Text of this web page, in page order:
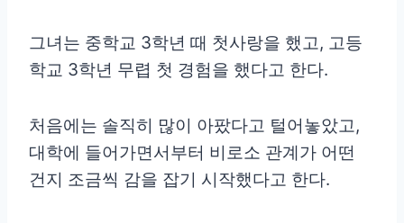
그녀는 중학교 3학년 때 첫사랑을 했고, 고등
학교 3학년 무렵 첫 경험을 했다고 한다.
처음에는 솔직히 많이 아팠다고 털어놓았고,
대학에 들어가면서부터 비로소 관계가 어떤
건지 조금씩 감을 잡기 시작했다고 한다.